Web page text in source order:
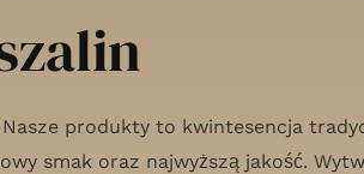
produkty to kwintesencja
smak oraz najwyższą jakość.